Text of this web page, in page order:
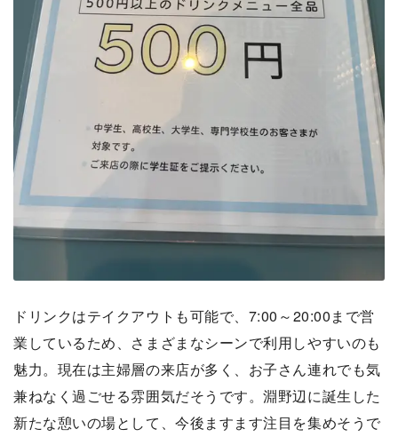
ドリンクはテイクアウトも可能で、7:00～20:00まで営
業しているため、さまざまなシーンで利用しやすいのも
魅力。現在は主婦層の来店が多く、お子さん連れでも気
兼ねなく過ごせる雰囲気だそうです。淵野辺に誕生した
新たな憩いの場として、今後ますます注目を集めそうで